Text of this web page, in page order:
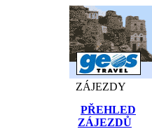
ZÁJEZDY
PŘEHLED
ZÁJEZDŮ